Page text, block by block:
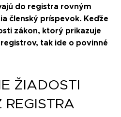
do registra rovným
členský príspevok. Keďže
zákon, ktorý prikazuje
tak ide o povinné
ŽIADOSTI